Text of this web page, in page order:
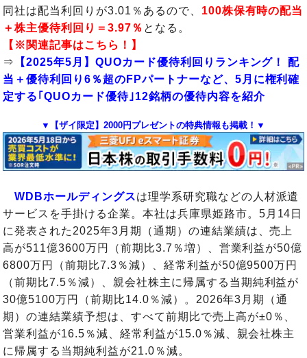
同社は配当利回りが3.01％あるので、 100株保有時の配当
＋株主優待利回り＝3.97％ となる。
【※関連記事はこちら！】
⇒
【2025年5月】QUOカード優待利回りランキング！ 配
当＋優待利回り6％超のFPパートナーなど、5月に権利確
定する｢QUOカード優待｣12銘柄の優待内容を紹介
▼【ザイ限定】2000円プレゼントの特典情報も掲載！▼
WDBホールディングスは理学系研究職などの人材派遣
サービスを手掛ける企業。本社は兵庫県姫路市。5月14日
に発表された2025年3月期（通期）の連結業績は、売上
高が511億3600万円（前期比3.7％増）、営業利益が50億
6800万円（前期比7.3％減）、経常利益が50億9500万円
（前期比7.5％減）、親会社株主に帰属する当期純利益が
30億5100万円（前期比14.0％減）。2026年3月期（通
期）の連結業績予想は、すべて前期比で売上高が±0％、
営業利益が16.5％減、経常利益が15.0％減、親会社株主
に帰属する当期純利益が21.0％減。